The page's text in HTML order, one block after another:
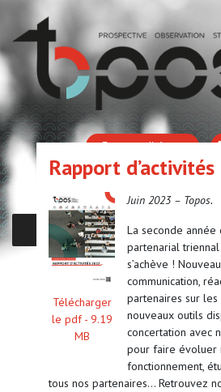
Espace adhérent
Rapport
Télécharger
le pdf - 9.19
MB
Juin 2023 – Topos.
La seconde
partenarial
s’achève !
communication,
partenaires sur les
nouveaux outils
concertation avec
pour faire évoluer
fonctionnement,
tous nos partenaires… Retrouvez